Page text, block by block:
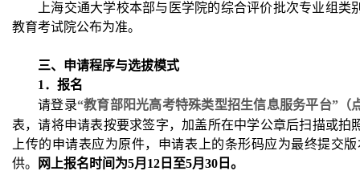
上海交通大学校本部与医学院的综合评价批次专业组
教育考试院公布为准。
三、申请程序与选拔模式
1 ．报名
请登录“教育部阳光高考特殊类型招生信息服务平台”（
表，请将申请表按要求签字，加盖所在中学公章后扫描或
上传的申请表应为原件，申请表上的条形码应为最终提交
供。
网上报名时间为5月12日至5月30日。